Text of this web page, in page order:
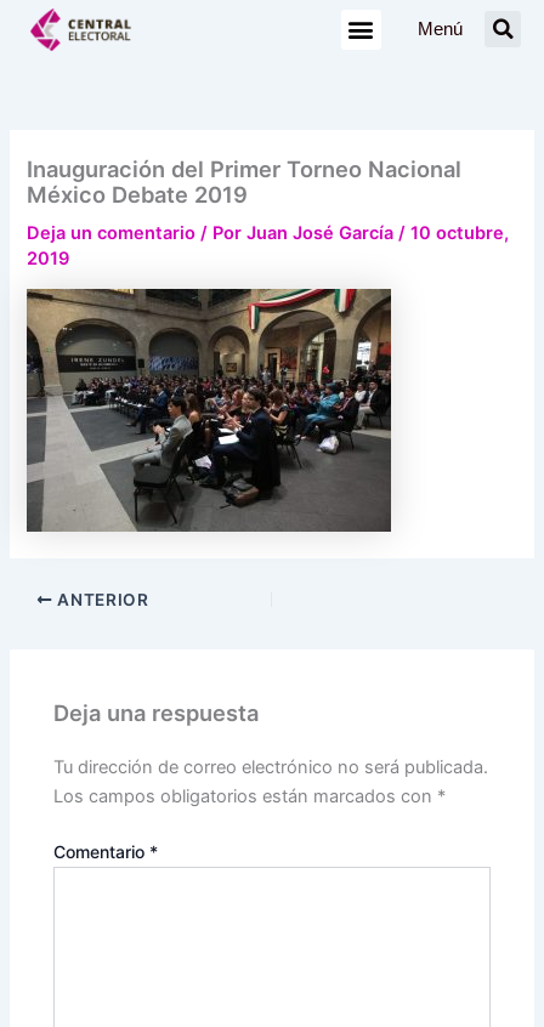
Menú
Inauguración del Primer Torneo Nacional
México Debate 2019
Deja un comentario / PorJuan José García/10 octubre,
2019
ANTERIOR
Deja una respuesta
Tu dirección de correo electrónico no será publicada.
Los campos obligatorios están marcados con *
Comentario *